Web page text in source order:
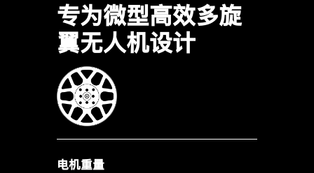
专为微型高效多旋
翼无人机设计
电机重量